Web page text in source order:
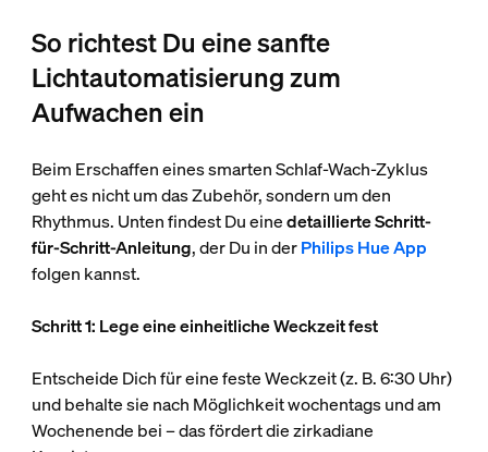
So richtest Du eine sanfte
Lichtautomatisierung zum
Aufwachen ein
Beim Erschaffen eines smarten Schlaf-Wach-Zyklus
geht es nicht um das Zubehör, sondern um den
Rhythmus. Unten findest Du einedetaillierte Schritt-
für-Schritt-Anleitung, der Du in derPhilips Hue App
folgen kannst.
Schritt 1: Lege eine einheitliche Weckzeit fest
Entscheide Dich für eine feste Weckzeit (z. B. 6:30 Uhr)
und behalte sie nach Möglichkeit wochentags und am
Wochenende bei – das fördert die zirkadiane